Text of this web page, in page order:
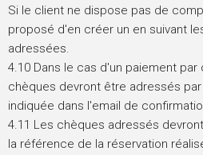
Si le client ne dispose pas de
proposé d'en créer un en suivant
adressées.
4.10 Dans le cas d'un paiement
chèques devront être adressés
indiquée dans l'email de
4.11 Les chèques adressés
la référence de la réservation